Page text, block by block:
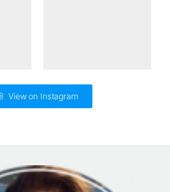
View on Instagram